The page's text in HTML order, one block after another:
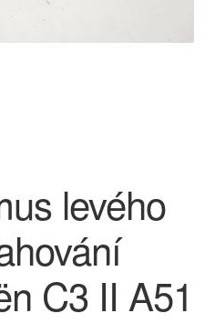
levého
C3 II A51